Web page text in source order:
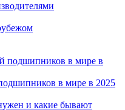
в мире в 2025